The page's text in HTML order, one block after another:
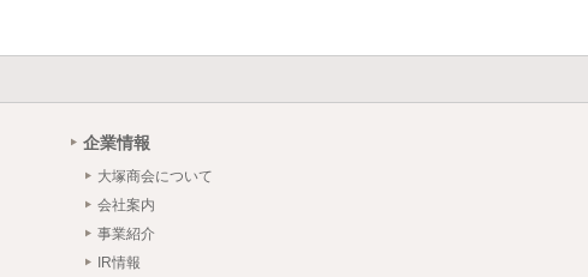
企業情報
大塚商会について
会社案内
事業紹介
IR情報